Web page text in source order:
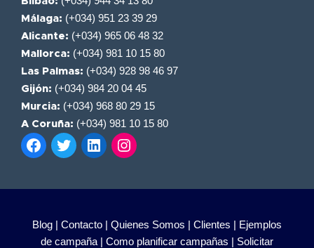
Málaga: (+034) 951 23 39 29
Alicante: (+034) 965 06 48 32
Mallorca: (+034) 981 10 15 80
Las Palmas: (+034) 928 98 46 97
Gijón: (+034) 984 20 04 45
Murcia: (+034) 968 80 29 15
A Coruña: (+034) 981 10 15 80
Blog | Contacto | Quienes Somos | Clientes | Ejemplos
de campaña | Como planificar campañas | Solicitar